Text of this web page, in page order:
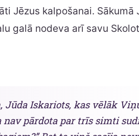
Jēzus kalpošanai. Sākumā
galā nodeva arī savu
Jūda Iskariots, kas vēlāk
nav pārdota par trīs simti